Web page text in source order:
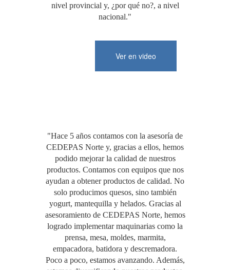
nivel provincial y, ¿por qué no?, a nivel
nacional."
Ver en video
"Hace 5 años contamos con la asesoría de
CEDEPAS Norte y, gracias a ellos, hemos
podido mejorar la calidad de nuestros
productos. Contamos con equipos que nos
ayudan a obtener productos de calidad. No
solo producimos quesos, sino también
yogurt, mantequilla y helados. Gracias al
asesoramiento de CEDEPAS Norte, hemos
logrado implementar maquinarias como la
prensa, mesa, moldes, marmita,
empacadora, batidora y descremadora.
Poco a poco, estamos avanzando. Además,